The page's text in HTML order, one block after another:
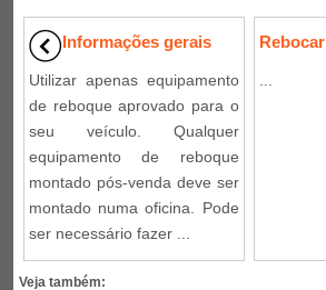
Informações gerais
Utilizar apenas equipamento
de reboque aprovado para o
seu veículo. Qualquer
equipamento de reboque
montado pós-venda deve ser
montado numa oficina. Pode
ser necessário fazer ...
Rebocar
Veja também: